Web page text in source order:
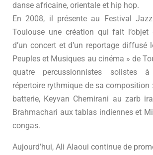
danse africaine, orientale et hip hop.
En 2008, il présente au Festival
Toulouse une création qui fait l’objet
d’un concert et d’un reportage diffusé
Peuples et Musiques au cinéma » de
quatre percussionnistes solistes
répertoire rythmique de sa composition
batterie, Keyvan Chemirani au zarb
Brahmachari aux tablas indiennes et
congas.
Aujourd’hui, Ali Alaoui continue de